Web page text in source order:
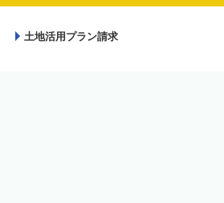
土地活用プラン請求